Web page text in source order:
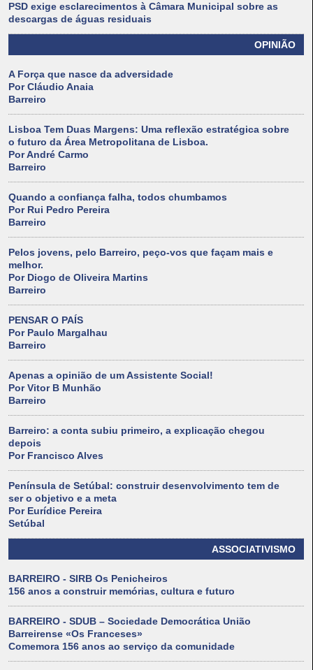
PSD exige esclarecimentos à Câmara Municipal sobre as
descargas de águas residuais
OPINIÃO
A Força que nasce da adversidade
Por Cláudio Anaia
Barreiro
Lisboa Tem Duas Margens: Uma reflexão estratégica sobre
o futuro da Área Metropolitana de Lisboa.
Por André Carmo
Barreiro
Quando a confiança falha, todos chumbamos
Por Rui Pedro Pereira
Barreiro
Pelos jovens, pelo Barreiro, peço-vos que façam mais e
melhor.
Por Diogo de Oliveira Martins
Barreiro
PENSAR O PAÍS
Por Paulo Margalhau
Barreiro
Apenas a opinião de um Assistente Social!
Por Vitor B Munhão
Barreiro
Barreiro: a conta subiu primeiro, a explicação chegou
depois
Por Francisco Alves
Península de Setúbal: construir desenvolvimento tem de
ser o objetivo e a meta
Por Eurídice Pereira
Setúbal
ASSOCIATIVISMO
BARREIRO - SIRB Os Penicheiros
156 anos a construir memórias, cultura e futuro
BARREIRO - SDUB – Sociedade Democrática União
Barreirense «Os Franceses»
Comemora 156 anos ao serviço da comunidade